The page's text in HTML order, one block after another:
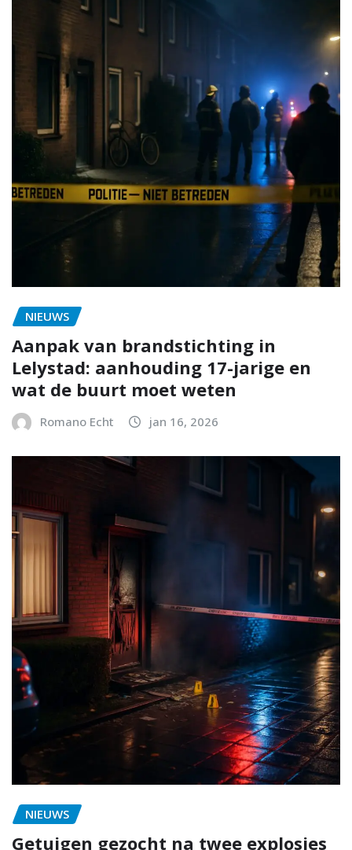
NIEUWS
Aanpak van brandstichting in
Lelystad: aanhouding 17-jarige en
wat de buurt moet weten
Romano Echt jan 16, 2026
NIEUWS
Getuigen gezocht na twee explosies